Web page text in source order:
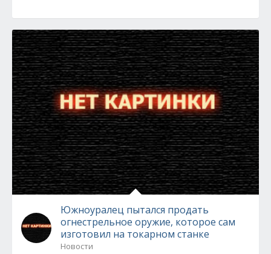
Южноуралец пытался продать
огнестрельное оружие, которое сам
изготовил на токарном станке
Новости